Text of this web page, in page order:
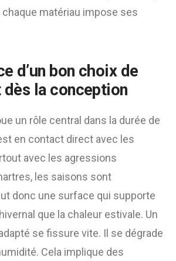
matériau impose ses
d’un bon choix de
dès la conception
un rôle central dans la durée de
en contact direct avec les
avec les agressions
les saisons sont
donc une surface qui supporte
que la chaleur estivale. Un
se fissure vite. Il se dégrade
Cela implique des